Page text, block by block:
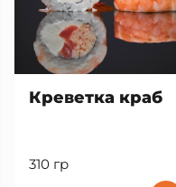
Креветка краб
310 гр